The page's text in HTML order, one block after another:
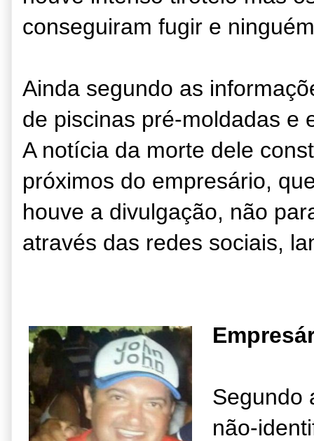
conseguiram fugir e
Ainda segundo as
de piscinas pré-moldadas e
A notícia da morte dele
próximos do empresário,
houve a divulgação, não
através das redes sociais,
Segundo
não-